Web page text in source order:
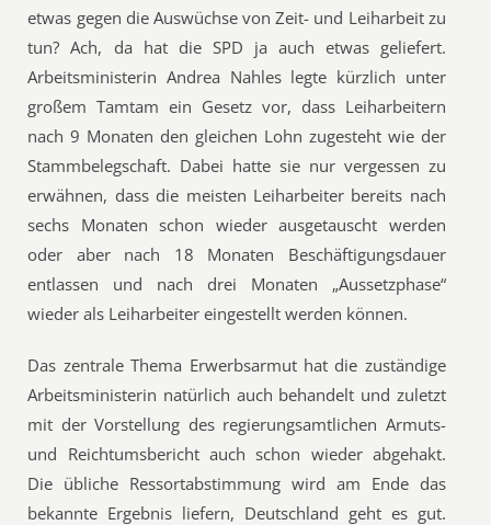
etwas gegen die Auswüchse von Zeit- und Leiharbeit zu
tun? Ach, da hat die SPD ja auch etwas geliefert.
Arbeitsministerin Andrea Nahles legte kürzlich unter
großem Tamtam ein Gesetz vor, dass Leiharbeitern
nach 9 Monaten den gleichen Lohn zugesteht wie der
Stammbelegschaft. Dabei hatte sie nur vergessen zu
erwähnen, dass die meisten Leiharbeiter bereits nach
sechs Monaten schon wieder ausgetauscht werden
oder aber nach 18 Monaten Beschäftigungsdauer
entlassen und nach drei Monaten „Aussetzphase“
wieder als Leiharbeiter eingestellt werden können.
Das zentrale Thema Erwerbsarmut hat die zuständige
Arbeitsministerin natürlich auch behandelt und zuletzt
mit der Vorstellung des regierungsamtlichen Armuts-
und Reichtumsbericht auch schon wieder abgehakt.
Die übliche Ressortabstimmung wird am Ende das
bekannte Ergebnis liefern, Deutschland geht es gut.